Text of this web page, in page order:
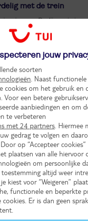
met de trein
naar Berlijn, reis je
Berlijn. Bepaal zelf je
Centraal,
vervoer naar je
zitplaats voor je. ICE
naar Berlijn
eenvoudig naar je hotel,
is het mogelijk om via
voor de route
keuze in Nederland.
te worden. Je reist via
voldoende overstaptijd
met ICE naar Berlijn
zitplaats voor je.
Berlijn je teveel om op te
Charlie met
Brandenburger
bij je stedentrip Berlijn
je gratis met het OV én
highlights van de
jouw
soorten
. Naast
cookies om het gebruik en
Voor een betere
aanbiedingen en om
te verbeteren
met 24 partners . Hiermee
gedrag te volgen en
op “Accepteer
plaatsen van alle hiervoor
om persoonlijke
altijd weer
je kiest voor “Weigeren”
functionele en beperkte
Er is dan geen